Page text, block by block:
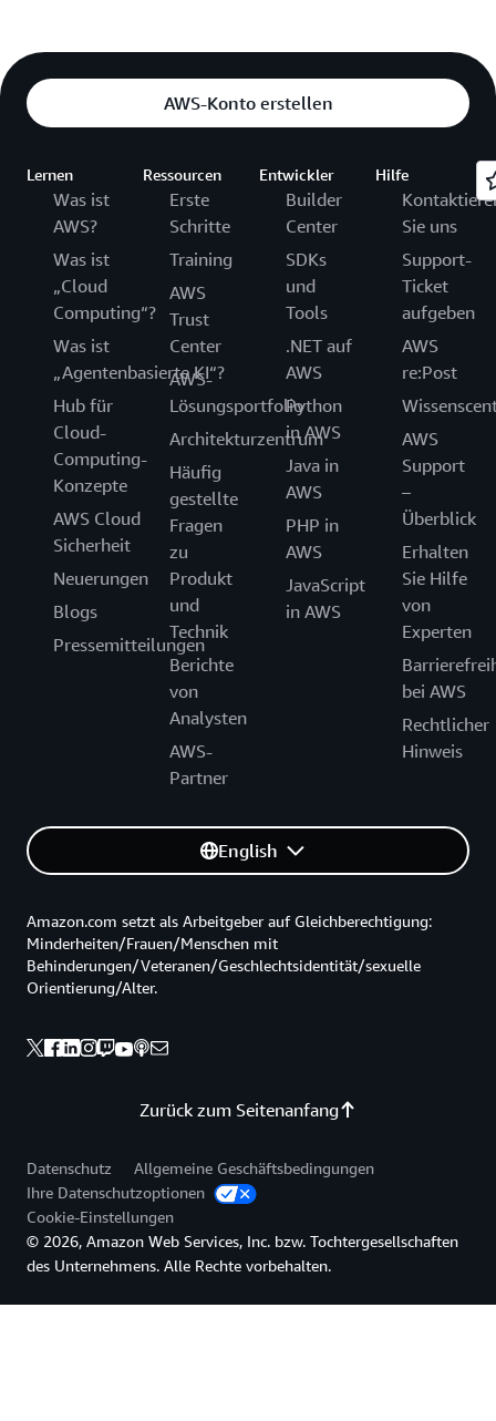
AWS-Konto erstellen
Lernen
Was ist
AWS?
Was ist
„Cloud
Computing“?
Was ist
„Agentenbasierte KI“?
Hub für
Cloud-
Computing-
Konzepte
AWS Cloud
Sicherheit
Neuerungen
Blogs
Pressemitteilungen
Ressourcen
Erste
Schritte
Training
AWS
Trust
Center
AWS-
Lösungsportfolio
Architekturzentrum
Häufig
gestellte
Fragen
zu
Produkt
und
Technik
Berichte
von
Analysten
AWS-
Partner
Entwickler
Builder
Center
SDKs
und
Tools
.NET auf
AWS
Python
in AWS
Java in
AWS
PHP in
AWS
JavaScript
in AWS
Hilfe
Sie uns
Support-
Ticket
aufgeben
AWS
re:Post
AWS
Support
–
Überblick
Erhalten
Sie Hilfe
von
Experten
bei AWS
Rechtlicher
Hinweis
English
Zurück zum Seitenanfang
Amazon.com setzt als Arbeitgeber auf Gleichberechtigung:
Minderheiten/Frauen/Menschen mit
Behinderungen/Veteranen/Geschlechtsidentität/sexuelle
Orientierung/Alter.
Datenschutz
Allgemeine Geschäftsbedingungen
Ihre Datenschutzoptionen
Cookie-Einstellungen
© 2026, Amazon Web Services, Inc. bzw. Tochtergesellschaften
des Unternehmens. Alle Rechte vorbehalten.